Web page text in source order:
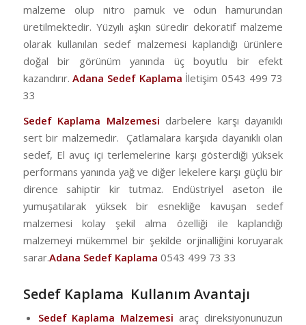
malzeme olup nitro pamuk ve odun hamurundan
üretilmektedir. Yüzyılı aşkın süredir dekoratif malzeme
olarak kullanılan sedef malzemesi kaplandığı ürünlere
doğal bir görünüm yanında üç boyutlu bir efekt
kazandırır. Adana Sedef Kaplama İletişim 0543 499 73
33
Sedef Kaplama Malzemesi darbelere karşı dayanıklı
sert bir malzemedir. Çatlamalara karşıda dayanıklı olan
sedef, El avuç içi terlemelerine karşı gösterdiği yüksek
performans yanında yağ ve diğer lekelere karşı güçlü bir
dirence sahiptir kir tutmaz. Endüstriyel aseton ile
yumuşatılarak yüksek bir esnekliğe kavuşan sedef
malzemesi kolay şekil alma özelliği ile kaplandığı
malzemeyi mükemmel bir şekilde orjinalliğini koruyarak
sarar.Adana Sedef Kaplama 0543 499 73 33
Sedef Kaplama Kullanım Avantajı
Sedef Kaplama Malzemesi araç direksiyonunuzun